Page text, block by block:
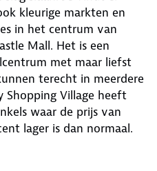
kleurige markten en
in het centrum van
Mall. Het is een
met maar liefst
terecht in meerdere
Shopping Village heeft
waar de prijs van
lager is dan normaal.